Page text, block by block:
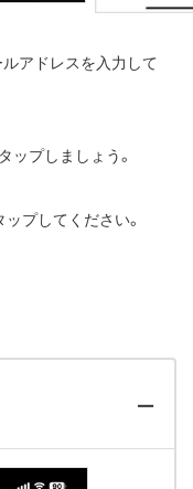
アドレスを入力して
ップしましょう。
ップしてください。